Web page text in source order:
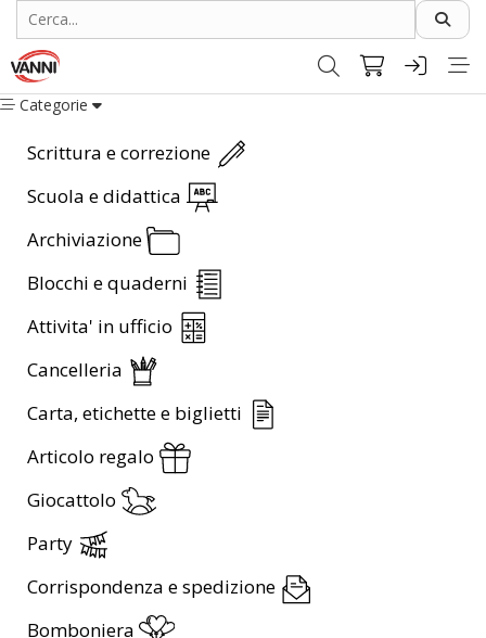
Categorie
Scrittura e correzione
Scuola e didattica
Archiviazione
Blocchi e quaderni
Attivita' in ufficio
Cancelleria
Carta, etichette e biglietti
Articolo regalo
Giocattolo
Party
Corrispondenza e spedizione
Bomboniera